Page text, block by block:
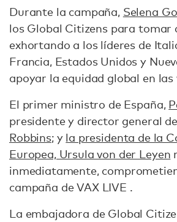
Durante la campaña, Selena
los Global Citizens para tomar
exhortando a los líderes de
Francia, Estados Unidos y
apoyar la equidad global en las
El primer ministro de España,
presidente y director general
Robbins; y la presidenta de la
Europea, Ursula von der Leyen
inmediatamente,
campaña de VAX LIVE .
La embajadora de Global